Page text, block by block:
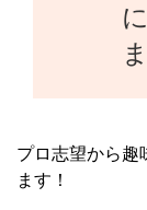
プロ志望から趣
ます！